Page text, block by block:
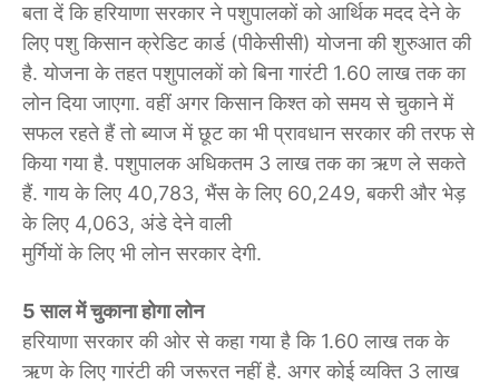
बता दें कि हरियाणा सरकार ने पशुपालकों को आर्थिक मदद देने के
लिए पशु किसान क्रेडिट कार्ड (पीकेसीसी) योजना की शुरुआत की
है. योजना के तहत पशुपालकों को बिना गारंटी 1.60 लाख तक का
लोन दिया जाएगा. वहीं अगर किसान किश्त को समय से चुकाने में
सफल रहते हैं तो ब्याज में छूट का भी प्रावधान सरकार की तरफ से
किया गया है. पशुपालक अधिकतम 3 लाख तक का ऋण ले सकते
हैं. गाय के लिए 40,783, भैंस के लिए 60,249, बकरी और भेड़
के लिए 4,063, अंडे देने वाली
मुर्गियों के लिए भी लोन सरकार देगी.
5 साल में चुकाना होगा लोन
हरियाणा सरकार की ओर से कहा गया है कि 1.60 लाख तक के
ऋण के लिए गारंटी की जरूरत नहीं है. अगर कोई व्यक्ति 3 लाख